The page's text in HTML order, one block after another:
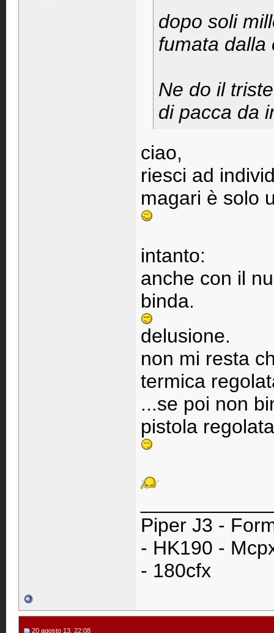
dopo soli
fumata
Ne do il
di pacca da
ciao,
riesci ad
magari è solo
intanto:
anche con il
binda.
delusione.
non mi resta
termica
...se poi non
pistola
Piper J3 -
- HK190 -
- 180cfx
20 agosto 13, 22:08